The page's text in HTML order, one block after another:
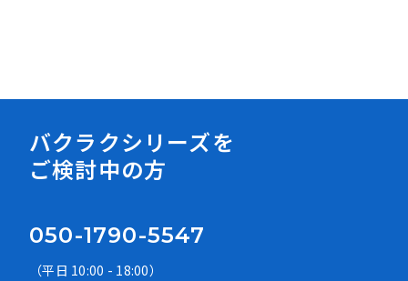
バクラクシリーズを
ご検討中の方
050-1790-5547
（平日 10:00 - 18:00）